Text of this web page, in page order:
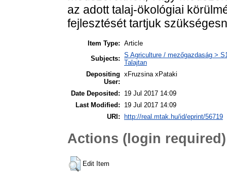
az adott talaj-ökológiai
fejlesztését tartjuk
Item Type: Article
Subjects: S Agriculture / mezőgazdaság >
Talajtan
Depositing
User:
xFruzsina xPataki
Date Deposited:
19 Jul 2017 14:09
Last Modified:
19 Jul 2017 14:09
URI:
http://real.mtak.hu/id/eprint/56719
Actions (login required)
Edit Item